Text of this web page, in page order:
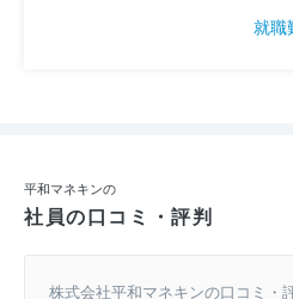
就職
平和マネキンの
社員の口コミ・評判
株式会社平和マネキンの口コミ・